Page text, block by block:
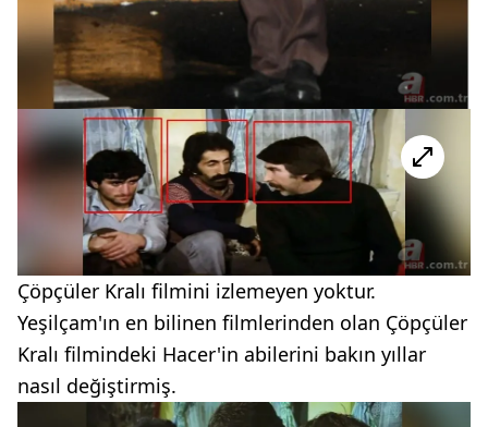
Çöpçüler Kralı filmini izlemeyen yoktur.
Yeşilçam'ın en bilinen filmlerinden olan Çöpçüler
Kralı filmindeki Hacer'in abilerini bakın yıllar
nasıl değiştirmiş.